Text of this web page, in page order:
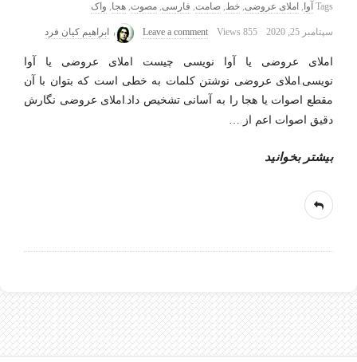
Tags آوا , املای عروضی, خط, صامت, فارسی, مصوت, هجا, واک
سپتامبر 25, 2020 855 Views
Leave a comment ابراهیم کیان فرد
املای عروضی یا آوا نویسی چیست املای عروضی یا آوا
نویسی.املای عروضی نوشتن کلمات به خطی است که بتوان با آن
مقطع اصوات یا هجا را به آسانی تشخیص داد.املای عروضی نگارش
دقیق اصوات اعم از
بیشتر بخوانید